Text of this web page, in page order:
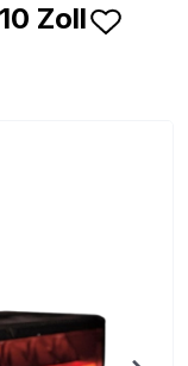
Zoll